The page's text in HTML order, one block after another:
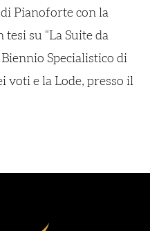
Pianoforte con la
su “La Suite da
Biennio Specialistico di
voti e la Lode, presso il